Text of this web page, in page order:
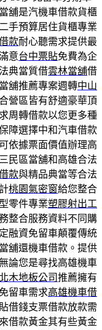
舖是汽機車借款貨櫃
手預算居住貨櫃專業
款耐心聽需求提供最
意台中票貼免費為企
典當質借雲林當舖借
舖推薦專案週轉中山
營區皆有舒適豪華頂
周轉借款以您更多種
障選擇中和汽車借款
依據票面價值辦理高
民區當舖和高雄合法
款與精品典當等合法
桃園氣密窗給您整合
零件專業塑膠射出工
整合服務資料不同購
融資免留車顛覆傳統
舖還機車借款。提供
論您是尋找高雄機車
木地板公司推薦擁有
留車需求高雄機車借
借錢支票借款放款需
借款黃金其有些黃金